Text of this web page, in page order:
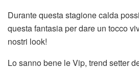
Durante questa stagione calda
questa fantasia per dare un tocco
nostri look!
Lo sanno bene le Vip, trend setter